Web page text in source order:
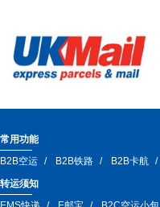
常用功能
B2B空运
B2B铁路 B2B卡航
转运须知